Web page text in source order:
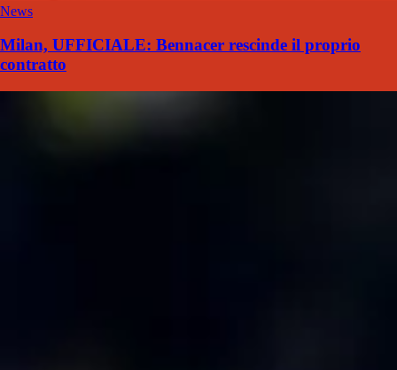
News
Milan, UFFICIALE: Bennacer rescinde il proprio
contratto